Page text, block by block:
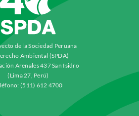
de la Sociedad Peruana
Ambiental (SPDA)
Arenales 437 San Isidro
(Lima 27, Perú)
(511) 612 4700